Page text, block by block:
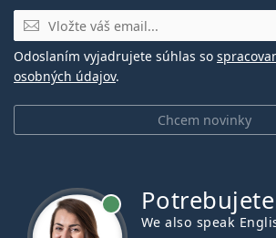
E-mail
Chcem novinky
Odoslaním vyjadrujete súhlas so
osobných údajov.
We also speak